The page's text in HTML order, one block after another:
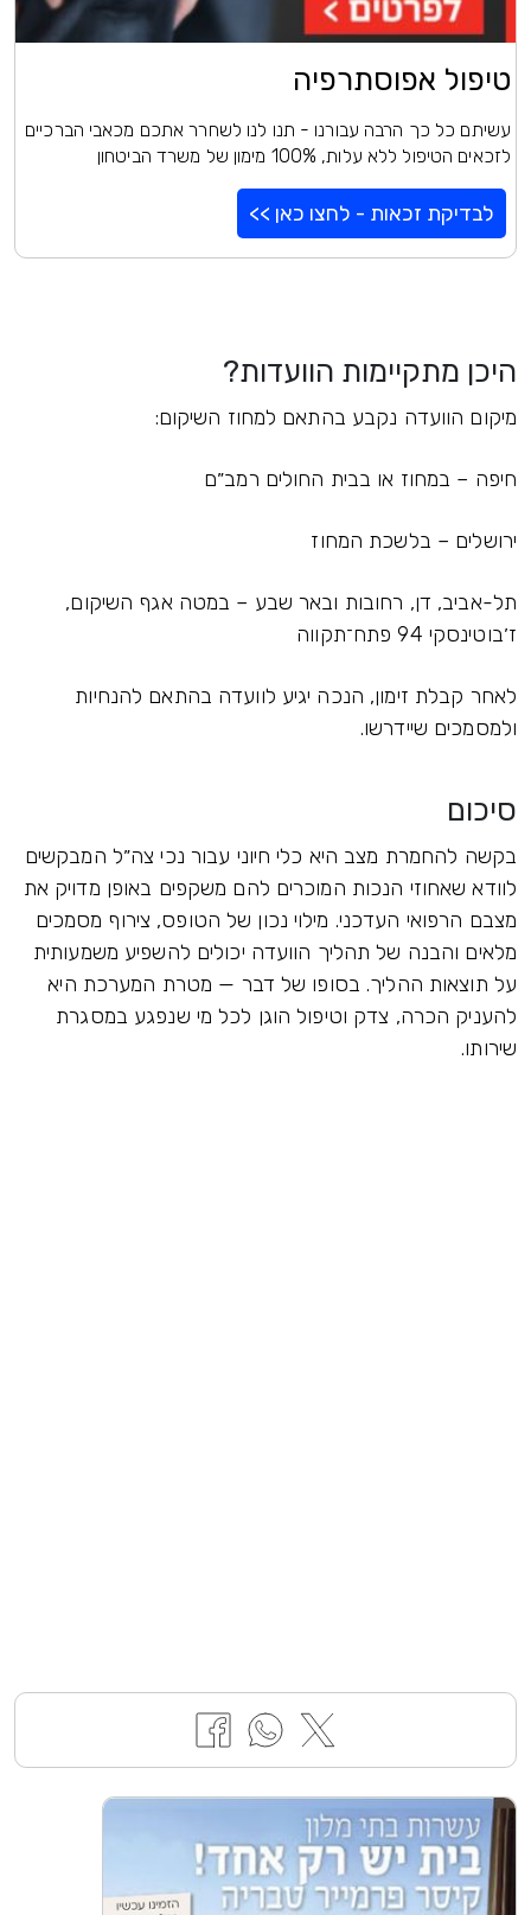
טיפול אפוסתרפיה
עשיתם כל כך הרבה עבורנו - תנו לנו לשחרר אתכם מכאבי הברכיים
לזכאים הטיפול ללא עלות, 100% מימון של משרד הביטחון
לבדיקת זכאות - לחצו כאן >>
היכן מתקיימות הוועדות?
מיקום הוועדה נקבע בהתאם למחוז השיקום:
חיפה – במחוז או בבית החולים רמב״ם
ירושלים – בלשכת המחוז
תל-אביב, דן, רחובות ובאר שבע – במטה אגף השיקום,
ז׳בוטינסקי 94 פתח־תקווה
לאחר קבלת זימון, הנכה יגיע לוועדה בהתאם להנחיות
ולמסמכים שיידרשו.
סיכום
בקשה להחמרת מצב היא כלי חיוני עבור נכי צה״ל המבקשים
לוודא שאחוזי הנכות המוכרים להם משקפים באופן מדויק את
מצבם הרפואי העדכני. מילוי נכון של הטופס, צירוף מסמכים
מלאים והבנה של תהליך הוועדה יכולים להשפיע משמעותית
על תוצאות ההליך. בסופו של דבר — מטרת המערכת היא
להעניק הכרה, צדק וטיפול הוגן לכל מי שנפגע במסגרת
שירותו.